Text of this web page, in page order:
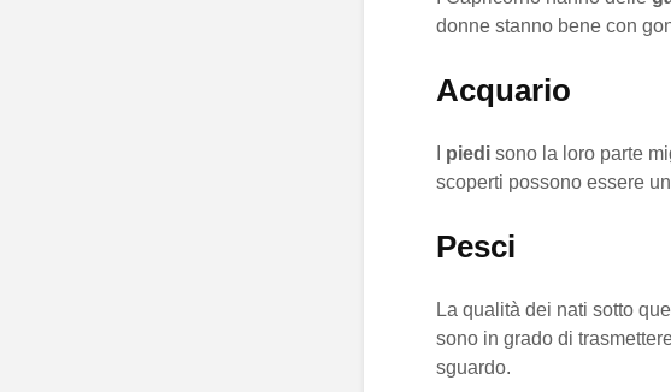
donne stanno bene con
Acquario
piedi sono la loro parte
scoperti possono essere
Pesci
La qualità dei nati sotto
sono in grado di
sguardo.